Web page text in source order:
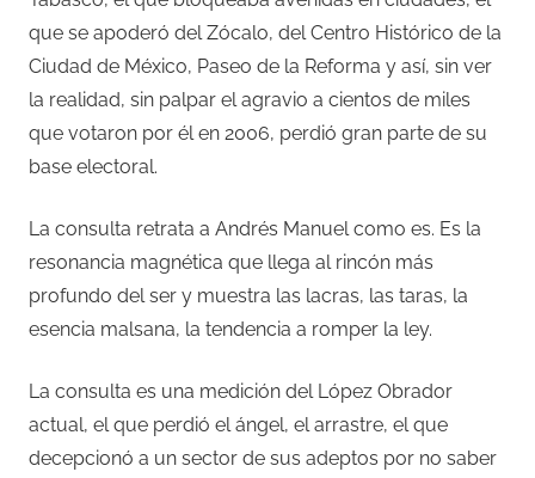
que se apoderó del Zócalo, del Centro Histórico de la
Ciudad de México, Paseo de la Reforma y así, sin ver
la realidad, sin palpar el agravio a cientos de miles
que votaron por él en 2006, perdió gran parte de su
base electoral.
La consulta retrata a Andrés Manuel como es. Es la
resonancia magnética que llega al rincón más
profundo del ser y muestra las lacras, las taras, la
esencia malsana, la tendencia a romper la ley.
La consulta es una medición del López Obrador
actual, el que perdió el ángel, el arrastre, el que
decepcionó a un sector de sus adeptos por no saber